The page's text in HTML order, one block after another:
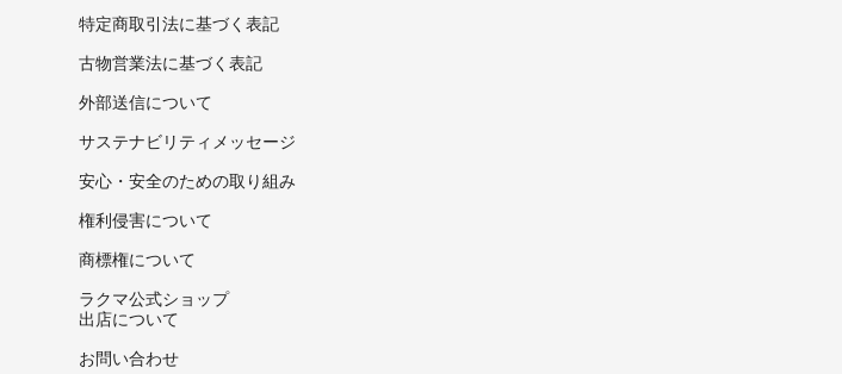
特定商取引法に基づく表記
古物営業法に基づく表記
外部送信について
サステナビリティメッセージ
安心・安全のための取り組み
権利侵害について
商標権について
ラクマ公式ショップ
出店について
お問い合わせ